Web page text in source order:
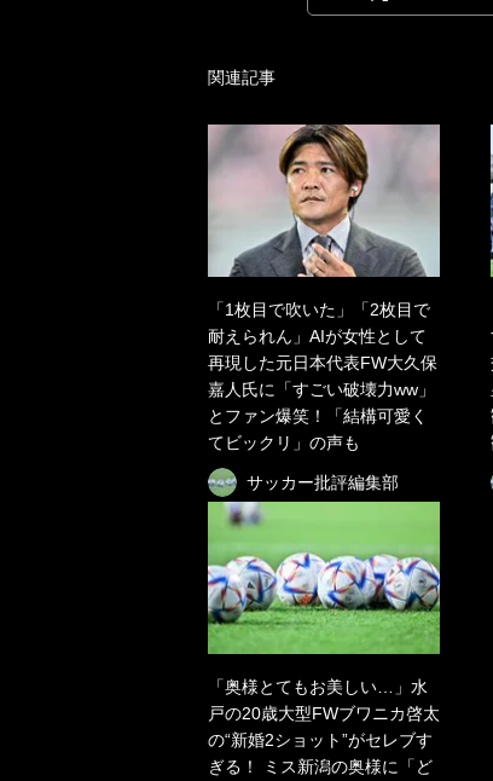
関連記事
「1枚目で吹いた」「2枚目で
耐えられん」AIが女性として
再現した元日本代表FW大久保
嘉人氏に「すごい破壊力ww」
とファン爆笑！「結構可愛く
てビックリ」の声も
サッカー批評編集部
「奥様とてもお美しい…」水
戸の20歳大型FWブワニカ啓太
の“新婚2ショット”がセレブす
ぎる！ ミス新潟の奥様に「ど